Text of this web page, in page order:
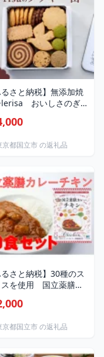
るさと納税】無添加焼
lerisa おいしさのぎ
【1692882】
京都国立市 の返礼品
るさと納税】30種のス
を使用 国立薬膳カ
小麦粉・ラード不使
京都国立市 の返礼品